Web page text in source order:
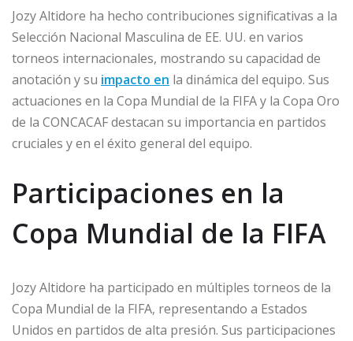
Jozy Altidore ha hecho contribuciones significativas a la
Selección Nacional Masculina de EE. UU. en varios
torneos internacionales, mostrando su capacidad de
anotación y su impacto en la dinámica del equipo. Sus
actuaciones en la Copa Mundial de la FIFA y la Copa Oro
de la CONCACAF destacan su importancia en partidos
cruciales y en el éxito general del equipo.
Participaciones en la
Copa Mundial de la FIFA
Jozy Altidore ha participado en múltiples torneos de la
Copa Mundial de la FIFA, representando a Estados
Unidos en partidos de alta presión. Sus participaciones